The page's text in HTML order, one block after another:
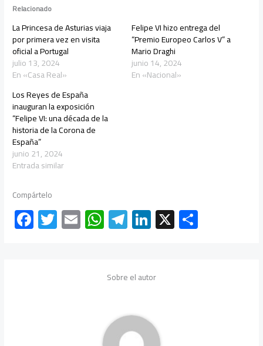
Relacionado
La Princesa de Asturias viaja
por primera vez en visita
oficial a Portugal
julio 13, 2024
En «Casa Real»
Felipe VI hizo entrega del
“Premio Europeo Carlos V” a
Mario Draghi
junio 14, 2024
En «Nacional»
Los Reyes de España
inauguran la exposición
“Felipe VI: una década de la
historia de la Corona de
España”
junio 21, 2024
Entrada similar
Compártelo
F
ac
T
wi
E
m
W
h
s
p
p
Te
le
a
Li
nk
dI
X
Sobre el autor